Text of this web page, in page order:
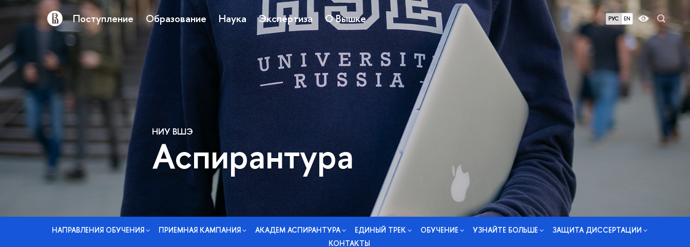
Поступление Образование Наука Экспертиза О Вышке РУС EN
НИУ ВШЭ
Аспирантура
НАПРАВЛЕНИЯ ОБУЧЕНИЯ ПРИЕМНАЯ КАМПАНИЯ АКАДЕМ АСПИРАНТУРА ЕДИНЫЙ ТРЕК ОБУЧЕНИЕ УЗНАЙТЕ БОЛЬШЕ
ЗАЩИТА ДИССЕРТАЦИИ
КОНТАКТЫ